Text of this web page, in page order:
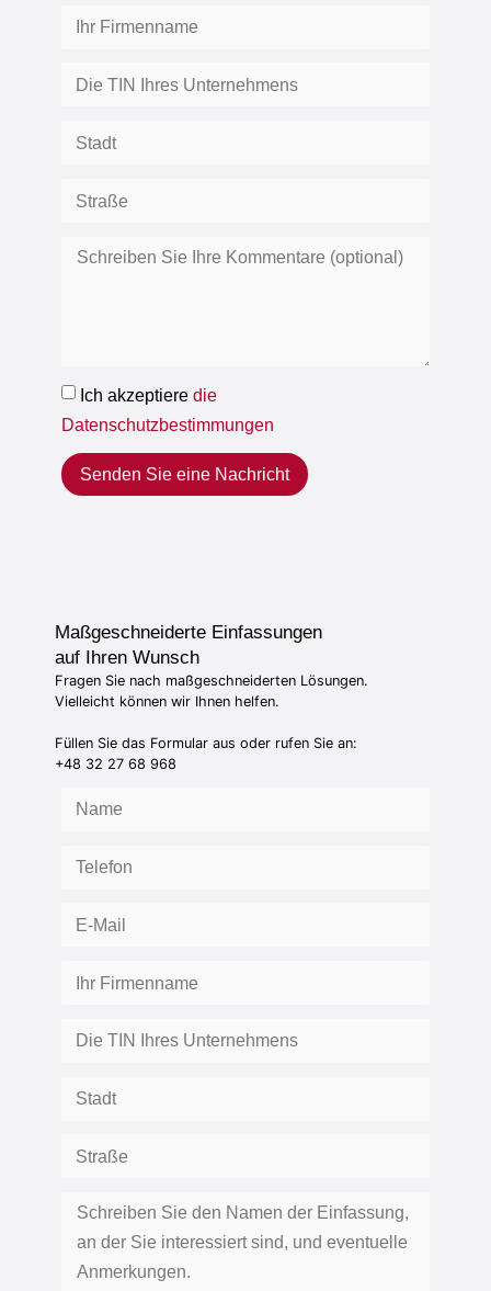
Ich akzeptieredie
Datenschutzbestimmungen
Senden Sie eine Nachricht
Maßgeschneiderte Einfassungen
auf Ihren Wunsch
Fragen Sie nach maßgeschneiderten Lösungen.
Vielleicht können wir Ihnen helfen.
Füllen Sie das Formular aus oder rufen Sie an:
+48 32 27 68 968